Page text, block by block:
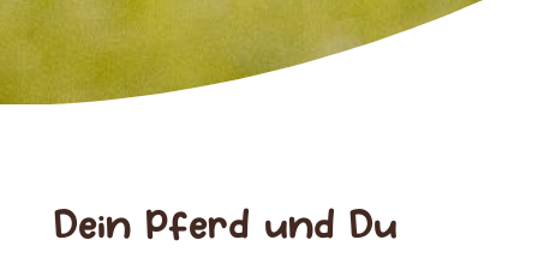
Dein Pferd und Du